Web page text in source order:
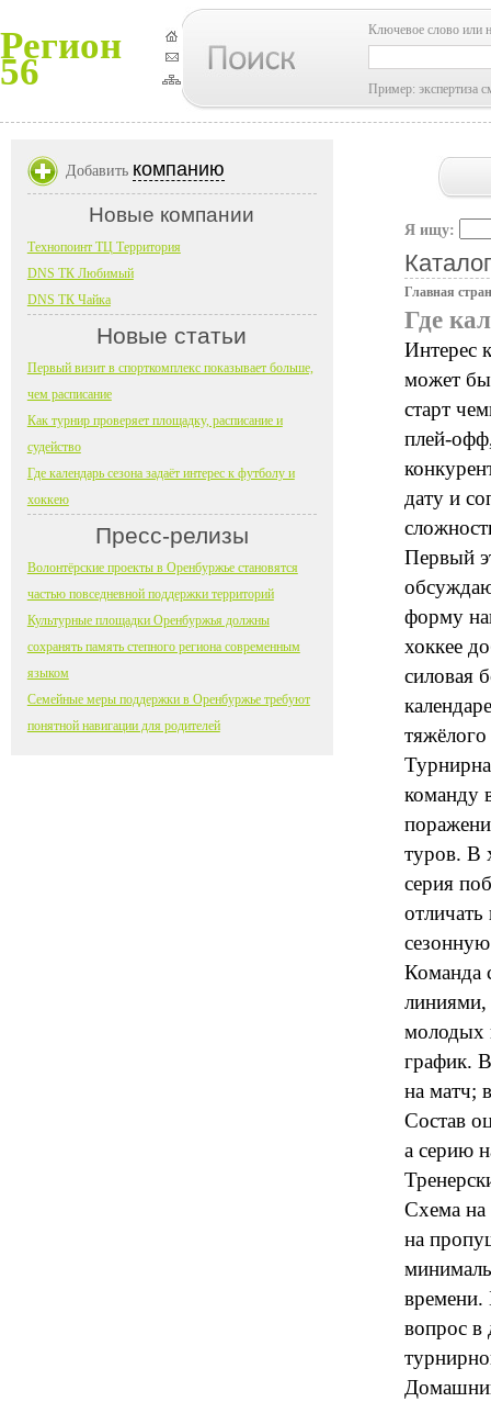
Регион
56
Ключевое слово или
Пример: экспертиза
Я ищу:
Главная
Где
Интерес
может
старт
плей-
дату и
Первый
форму
хоккее
силовая
команду
туров. В
серия
отличать
сезонную
Команда
линиями,
молодых
график.
на матч;
Состав
а серию
Схема на
на
времени.
вопрос в
Добавить компанию
Новые компании
Технопоинт ТЦ Территория
DNS ТК Любимый
DNS ТК Чайка
Новые статьи
Первый визит в спорткомплекс показывает больше,
чем расписание
Как турнир проверяет площадку, расписание и
судейство
Где календарь сезона задаёт интерес к футболу и
хоккею
Пресс-релизы
Волонтёрские проекты в Оренбуржье становятся
частью повседневной поддержки территорий
Культурные площадки Оренбуржья должны
сохранять память степного региона современным
языком
Семейные меры поддержки в Оренбуржье требуют
понятной навигации для родителей